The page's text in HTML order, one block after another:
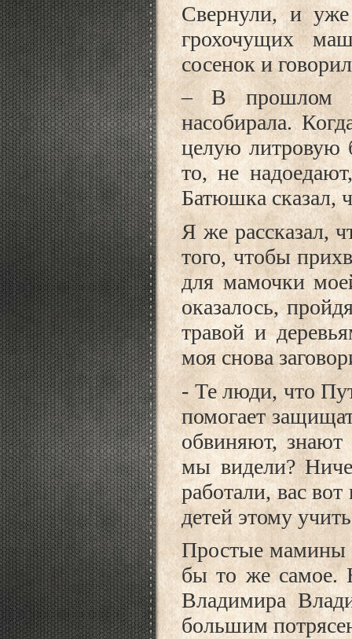
Свернули, и
грохочущих
сосенок и
– В прошлом
насобирала.
целую литровую
то, не
Батюшка сказал,
Я же рассказал,
того, чтобы
для мамочки
оказалось,
травой и
моя снова
- Те люди, что
помогает
обвиняют,
мы видели?
работали, вас
детей этому
Простые мамины
бы то же самое.
Владимира
большим